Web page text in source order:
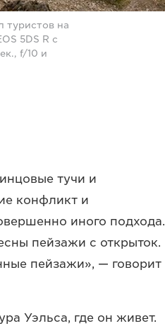
туристов на
5DS R с
f/10 и
тучи и
конфликт и
иного подхода.
пейзажи с открыток.
пейзажи», — говорит
Уэльса, где он живет.